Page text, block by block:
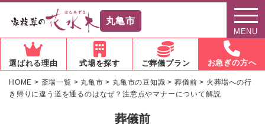
丸亀市
MENU
選ばれる理由 式場を探す ご葬儀プラン お急ぎの方へ
HOME > 斎場一覧 > 丸亀市 > 丸亀市の豆知識 >葬儀前 > 火葬場への行
き帰りに違う道を通るのはなぜ？注意点やマナーについて解説
葬儀前